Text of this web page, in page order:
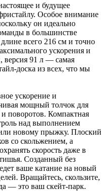
и будущее
Особое внимание
он идеально
в большинстве
всего 216 см и точно
ускорения и
версия 91 л — самая
доска из всех, что мы
ускорение и
мощный толчок для
поворотов. Компактная
над выполнением
новому прыжку. Плоский
со скольжением, а
скорость даже в
Созданный без
ваше катание на новый
Вращайтесь, скользите,
— это ваш скейт-парк.